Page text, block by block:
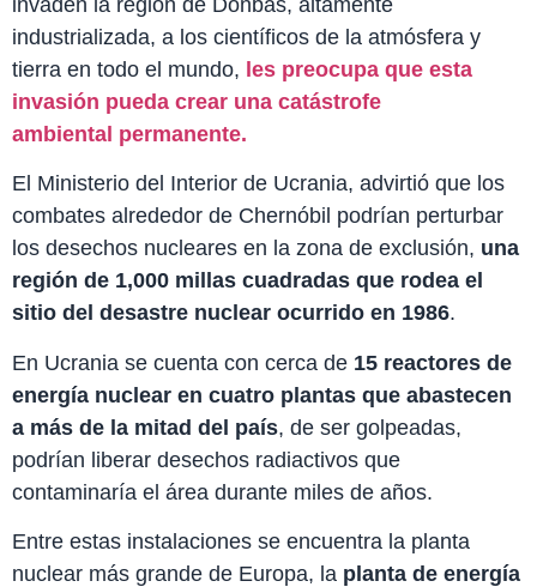
industrializada, a los científicos de la atmósfera y
tierra en todo el mundo, les preocupa que esta
invasión pueda crear una catástrofe
ambiental permanente.
El Ministerio del Interior de Ucrania, advirtió que los
combates alrededor de Chernóbil podrían perturbar
los desechos nucleares en la zona de exclusión, una
región de 1,000 millas cuadradas que rodea el
sitio del desastre nuclear ocurrido en 1986.
En Ucrania se cuenta con cerca de 15 reactores de
energía nuclear en cuatro plantas que abastecen
a más de la mitad del país, de ser golpeadas,
podrían liberar desechos radiactivos que
contaminaría el área durante miles de años.
Entre estas instalaciones se encuentra la planta
nuclear más grande de Europa, la planta de energía